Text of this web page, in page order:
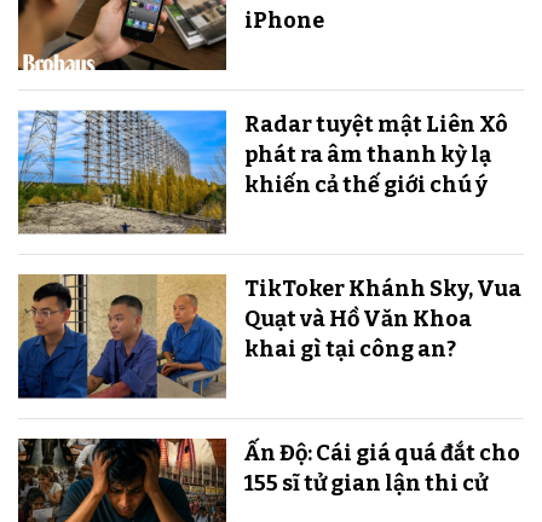
iPhone
Radar tuyệt mật Liên Xô
phát ra âm thanh kỳ lạ
khiến cả thế giới chú ý
TikToker Khánh Sky, Vua
Quạt và Hồ Văn Khoa
khai gì tại công an?
Ấn Độ: Cái giá quá đắt cho
155 sĩ tử gian lận thi cử